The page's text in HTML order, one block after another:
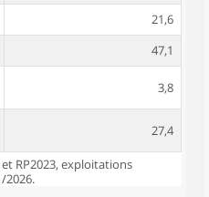
21,6
47,1
3,8
27,4
et RP2023, exploitations
2026.